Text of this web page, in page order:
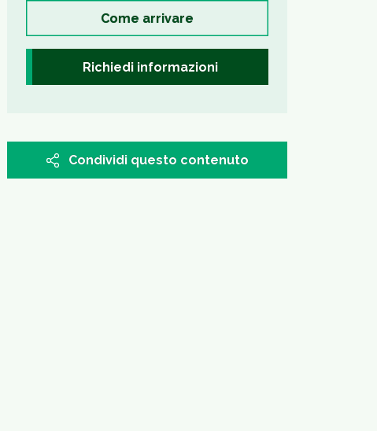
Come arrivare
Richiedi informazioni
Condividi questo contenuto